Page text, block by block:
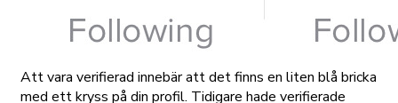
Att vara verifierad innebär att det finns en liten blå bricka
med ett kryss på din profil. Tidigare hade verifierade